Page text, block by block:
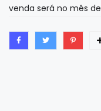
venda será no mês de